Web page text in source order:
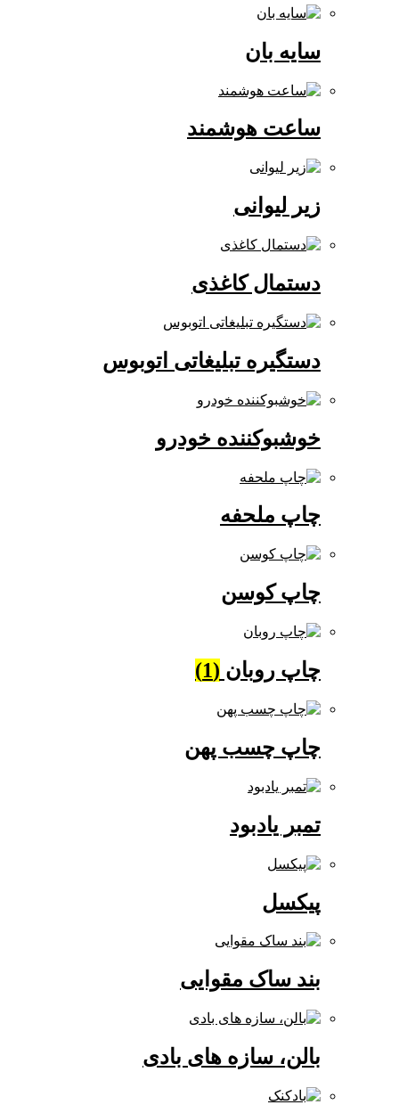
ساعت هوشمند
زیر لیوانی
دستمال کاغذی
دستگیره تبلیغاتی اتوبوس
خوشبوکننده خودرو
چاپ ملحفه
چاپ کوسن
چاپ روبان(1)
چاپ چسب پهن
تمبر یادبود
بند ساک مقوایی
بالن، سازه های بادی